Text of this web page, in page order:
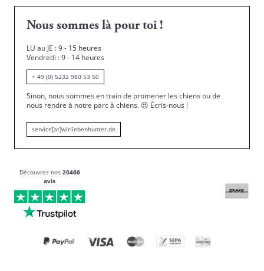
Nous sommes là pour toi !
LU au JE : 9 - 15 heures
Vendredi : 9 - 14 heures
+ 49 (0) 5232 980 53 50
Sinon, nous sommes en train de promener les chiens ou de
nous rendre à notre parc à chiens. 😍 Écris-nous !
service[at]wirliebenhunter.de
Découvrez nos 20466
avis